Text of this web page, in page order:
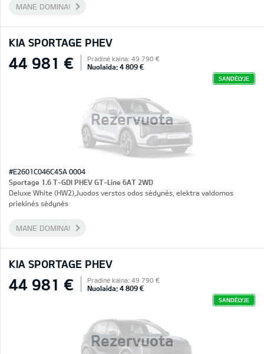
MANE DOMINA!
KIA SPORTAGE PHEV
Rezervuota
44 981 € Pradinė kaina: 49 790 €
Nuolaida: 4 809 €
SANDĖLYJE
#E2601C046C45A 0004
Sportage 1.6 T-GDI PHEV GT-Line 6AT 2WD
Deluxe White (HW2),Juodos verstos odos sėdynės, elektra valdomos
priekinės sėdynės
MANE DOMINA!
KIA SPORTAGE PHEV
Rezervuota
44 981 € Pradinė kaina: 49 790 €
Nuolaida: 4 809 €
SANDĖLYJE